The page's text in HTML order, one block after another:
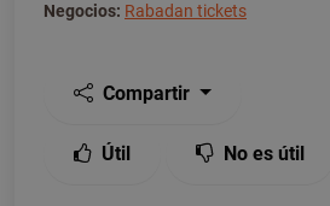
Negocios: Rabadan tickets
Compartir
Útil No es útil